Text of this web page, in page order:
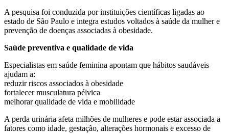
A pesquisa foi conduzida por instituições científicas ligadas ao
estado de São Paulo e integra estudos voltados à saúde da mulher e
prevenção de doenças associadas à obesidade.
Saúde preventiva e qualidade de vida
Especialistas em saúde feminina apontam que hábitos saudáveis
ajudam a:
reduzir riscos associados à obesidade
fortalecer musculatura pélvica
melhorar qualidade de vida e mobilidade
A perda urinária afeta milhões de mulheres e pode estar associada a
fatores como idade, gestação, alterações hormonais e excesso de